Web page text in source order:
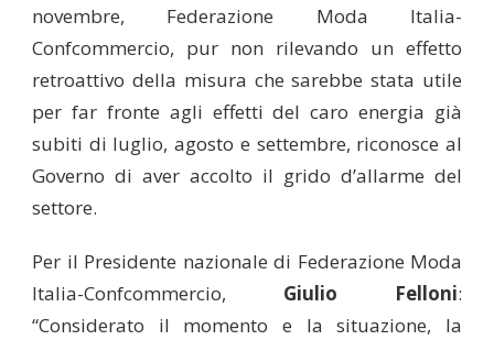
novembre, Federazione Moda Italia-
Confcommercio, pur non rilevando un effetto
retroattivo della misura che sarebbe stata utile
per far fronte agli effetti del caro energia già
subiti di luglio, agosto e settembre, riconosce al
Governo di aver accolto il grido d’allarme del
settore.
Per il Presidente nazionale di Federazione Moda
Italia-Confcommercio, Giulio Felloni:
“Considerato il momento e la situazione, la